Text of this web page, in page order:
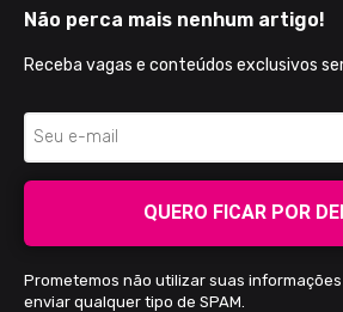
Não perca mais nenhum artigo!
Receba vagas e conteúdos exclusivos
QUERO FICAR POR
Prometemos não utilizar suas
enviar qualquer tipo de SPAM.